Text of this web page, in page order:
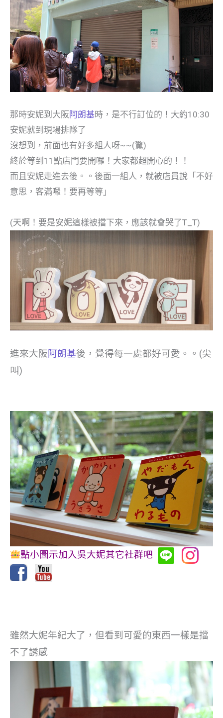
那時安妮到大阪阿朗基時，是不行訂位的！大約10:30
安妮就到現場排隊了
沒想到，前面也有好多組人呀~~(驚)
終於等到11點店門要開囉！大家都超開心的！！
而且安妮走進去後。。後面一組人，就被店員說「不好
意思，客滿囉！要再等等」
(天啊！要是安妮這樣被擋下來，應該就會哭了T_T)
進來大阪阿朗基後，覺得每一處都好可愛。。(尖
叫)
點小圖示加入吳大妮其它社群吧
雖然大妮年紀大了，但看到可愛的東西一樣是擋
不了誘感